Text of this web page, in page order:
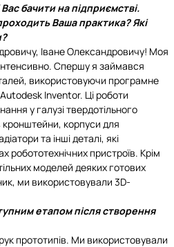
бачити на підприємстві.
Ваша практика? Які
Іване Олександровичу! Моя
Спершу я займався
використовуючи програмне
Inventor. Ці роботи
у галузі твердотільного
корпуси для
та інші деталі, які
робототехнічних пристроїв. Крім
моделей деяких готових
ми використовували 3D-
етапом після створення
прототипів. Ми використовували